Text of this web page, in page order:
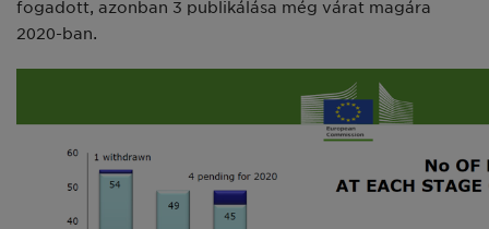
fogadott, azonban 3 publikálása még várat magára
2020-ban.